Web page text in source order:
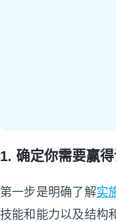
1. 确定你需要赢
第一步是明确了解实
技能和能力以及结构